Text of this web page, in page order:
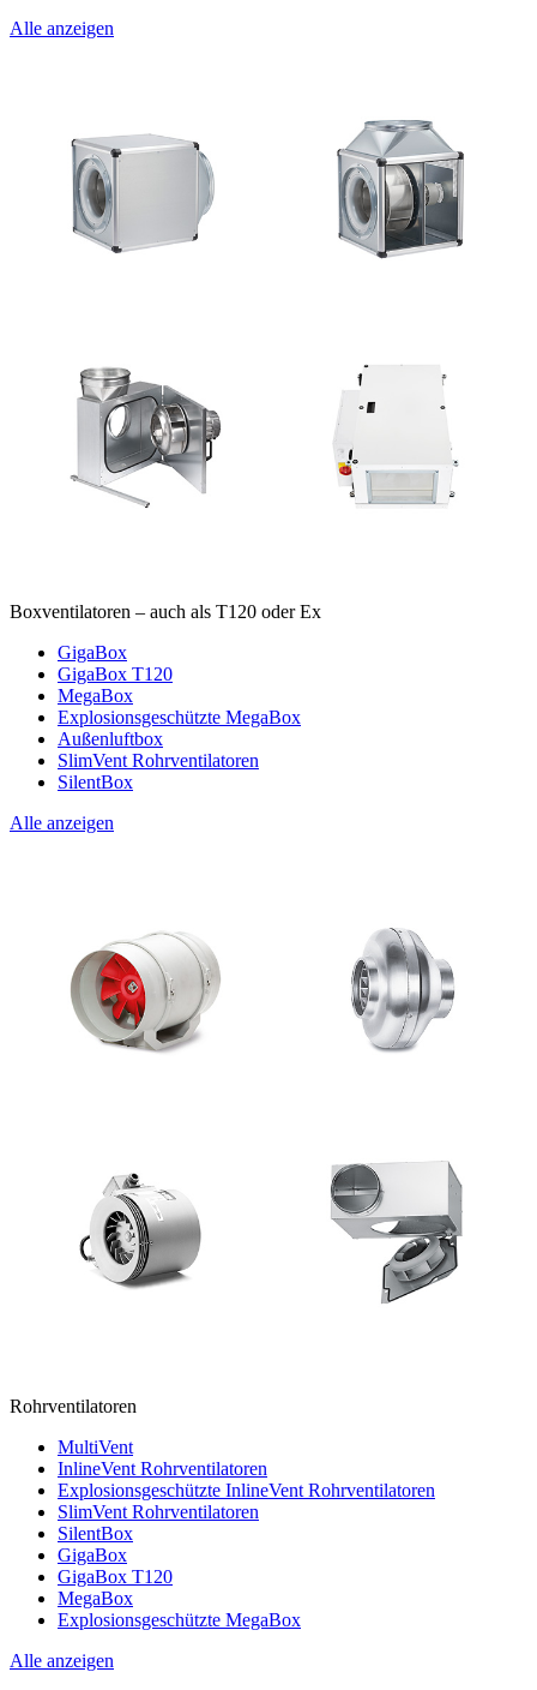
Alle anzeigen
Boxventilatoren – auch als T120 oder Ex
GigaBox
GigaBox T120
MegaBox
Explosionsgeschützte MegaBox
Außenluftbox
SlimVent Rohrventilatoren
SilentBox
Alle anzeigen
Rohrventilatoren
MultiVent
InlineVent Rohrventilatoren
Explosionsgeschützte InlineVent Rohrventilatoren
SlimVent Rohrventilatoren
SilentBox
GigaBox
GigaBox T120
MegaBox
Explosionsgeschützte MegaBox
Alle anzeigen